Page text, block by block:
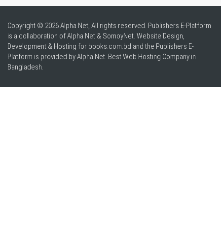
Copyright © 2026 Alpha Net, All rights reserved. Publishers E-Platform
is a collaboration of Alpha Net & SomoyNet. Website Design,
Development & Hosting for books.com.bd and the Publishers E-
Platform is provided by Alpha Net. BestWeb Hosting Company in
Bangladesh.